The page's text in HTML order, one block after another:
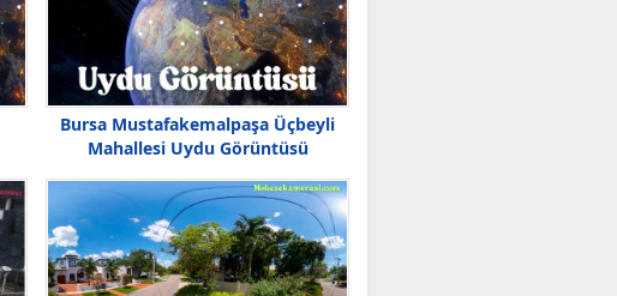
Bursa Mustafakemalpaşa Üçbeyli
Mahallesi Uydu Görüntüsü